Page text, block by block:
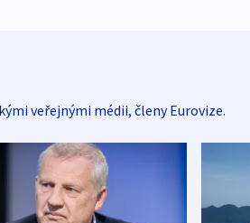
veřejnými médii, členy Eurovize.